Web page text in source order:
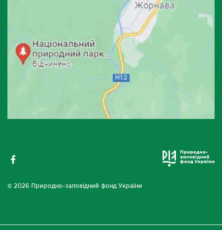
© 2026 Природно-заповідний фонд України